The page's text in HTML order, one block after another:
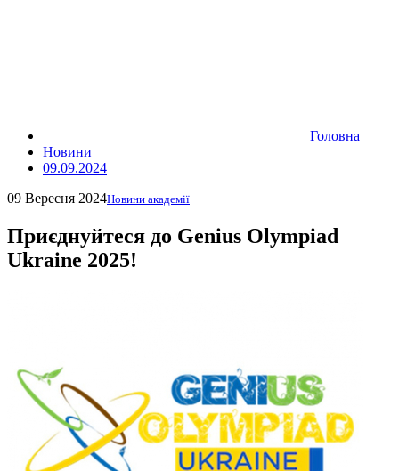
Головна
Новини
09.09.2024
09 Вересня 2024Новини академії
Приєднуйтеся до Genius Olympiad
Ukraine 2025!